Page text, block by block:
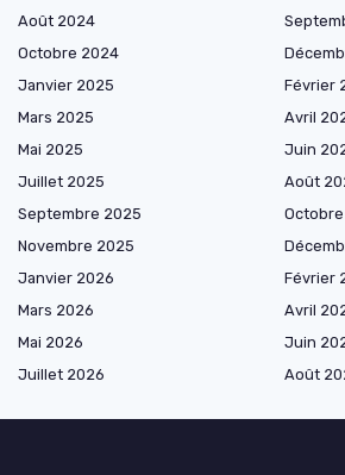
Août 2024
Octobre 2024
Janvier 2025
Février
Mars 2025
Avril
Mai 2025
Juin
Juillet 2025
Août
Septembre 2025
Novembre 2025
Janvier 2026
Février
Mars 2026
Avril
Mai 2026
Juin
Juillet 2026
Août